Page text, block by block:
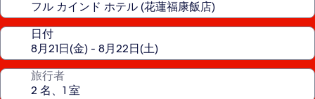
日付
旅行者